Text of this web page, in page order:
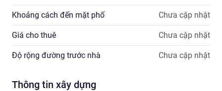
Khoảng cách đến mặt phố Chưa cập nhật
Giá cho thuê Chưa cập nhật
Độ rộng đường trước nhà Chưa cập nhật
Thông tin xây dựng